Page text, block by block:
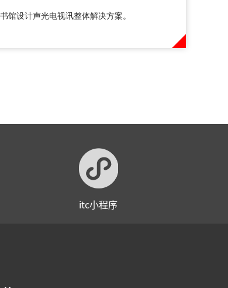
馆设计声光电视讯整体解决方案。
itc小程序